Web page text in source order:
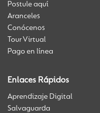
Postule aquí
Aranceles
Conócenos
Tour Virtual
Pago en línea
Enlaces Rápidos
Aprendizaje Digital
Salvaguarda